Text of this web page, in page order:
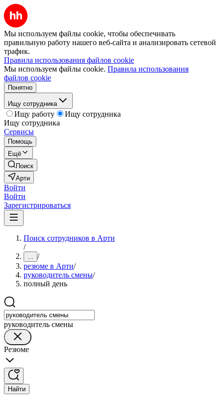
Мы используем файлы cookie, чтобы обеспечивать
правильную работу нашего веб-сайта и анализировать сетевой
трафик.
Правила использования файлов cookie
Мы используем файлы cookie. Правила использования
файлов cookie
Понятно
Ищу сотрудника
Ищу работу
Ищу сотрудника
Ищу сотрудника
Сервисы
Помощь
Ещё
Поиск
Арти
Войти
Войти
Зарегистрироваться
Поиск сотрудников в Арти
/
... /
резюме в Арти/
руководитель смены/
полный день
руководитель смены
Резюме
Найти